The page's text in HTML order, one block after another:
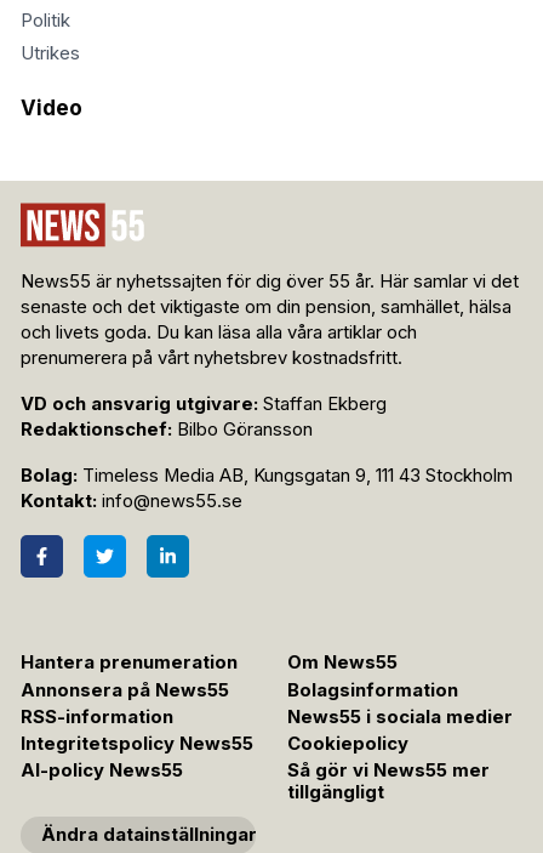
Politik
Utrikes
Video
News55 är nyhetssajten för dig över 55 år. Här samlar vi det
senaste och det viktigaste om din pension, samhället, hälsa
och livets goda. Du kan läsa alla våra artiklar och
prenumerera på vårt nyhetsbrev kostnadsfritt.
VD och ansvarig utgivare: Staffan Ekberg
Redaktionschef: Bilbo Göransson
Bolag: Timeless Media AB, Kungsgatan 9, 111 43 Stockholm
Kontakt: info@news55.se
Hantera prenumeration
Om News55
Annonsera på News55
Bolagsinformation
RSS-information
News55 i sociala medier
Integritetspolicy News55
Cookiepolicy
AI-policy News55
Så gör vi News55 mer
tillgängligt
Ändra datainställningar